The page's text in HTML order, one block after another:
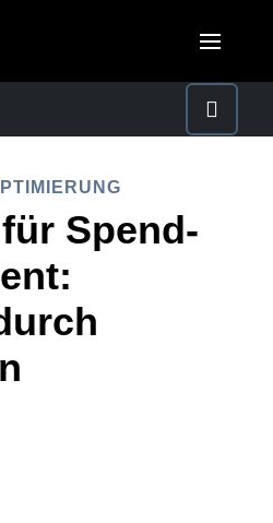
Canada (Français)
(Español)
(Português)
United Kingdom (English)
France (Français)
Deutschland (Deutsch)
ASIA PACIFIC
Australia (English)
(English)
本（日本語)
GESCHÄFTSREISEN
Spend-